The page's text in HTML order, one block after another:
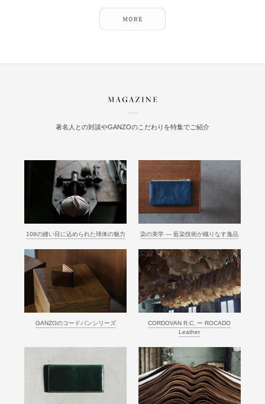
著名人との対談やGANZOのこだわりを特集でご紹介
108の縫い目に込められた球体の魅力 染の美学 ― 藍染技術が織りなす逸品
GANZOのコードバンシリーズ
CORDOVAN R.C. ー ROCADO
Leather